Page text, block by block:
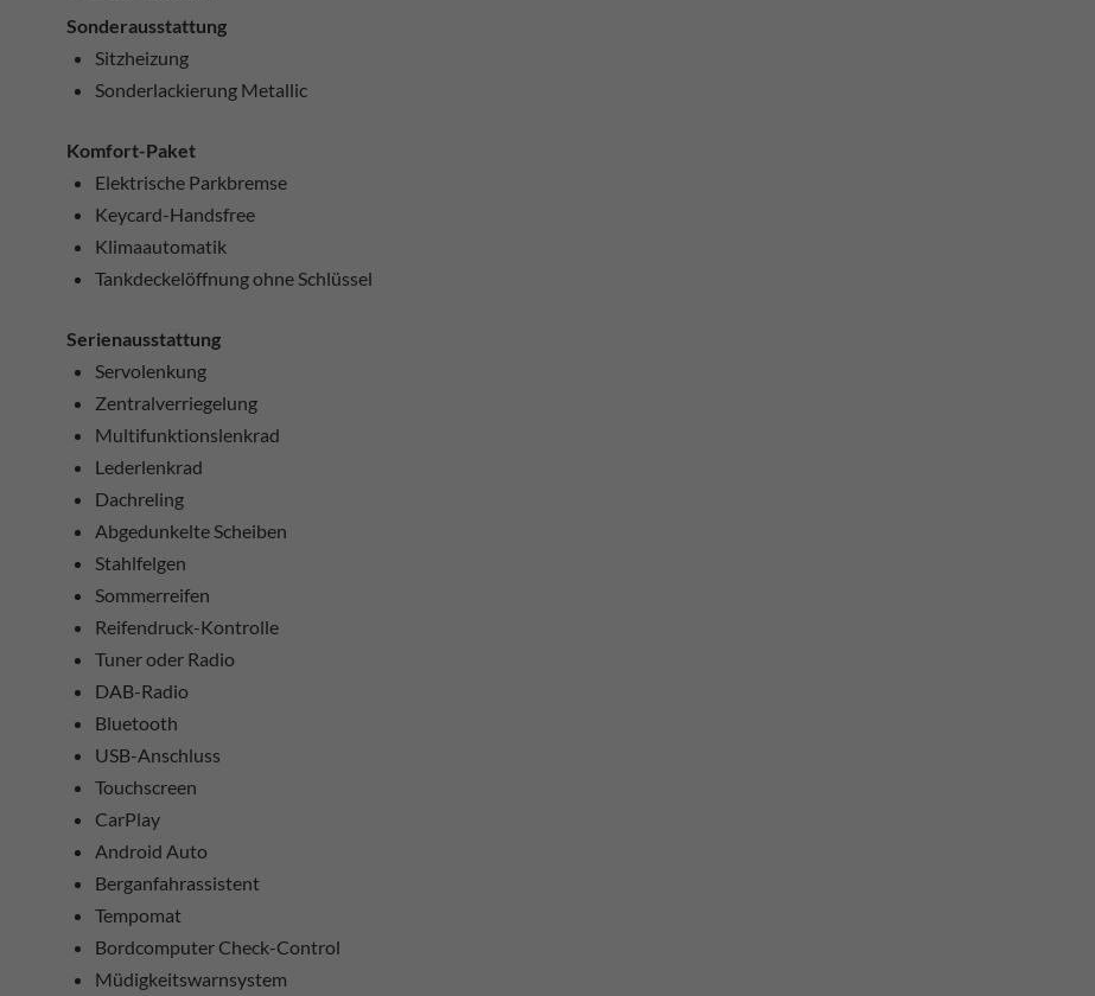
Sonderausstattung
Sitzheizung
Sonderlackierung Metallic
Komfort-Paket
Elektrische Parkbremse
Keycard-Handsfree
Klimaautomatik
Tankdeckelöffnung ohne Schlüssel
Serienausstattung
Servolenkung
Zentralverriegelung
Multifunktionslenkrad
Lederlenkrad
Dachreling
Abgedunkelte Scheiben
Stahlfelgen
Sommerreifen
Reifendruck-Kontrolle
Tuner oder Radio
DAB-Radio
Bluetooth
USB-Anschluss
Touchscreen
CarPlay
Android Auto
Berganfahrassistent
Tempomat
Bordcomputer Check-Control
Müdigkeitswarnsystem